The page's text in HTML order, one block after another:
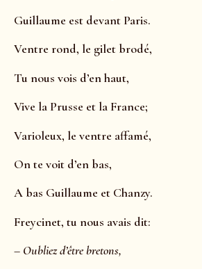
Guillaume est devant Paris.
Ventre rond, le gilet brodé,
Tu nous vois d’en haut,
Vive la Prusse et la France;
Varioleux, le ventre affamé,
On te voit d’en bas,
A bas Guillaume et Chanzy.
Freycinet, tu nous avais dit:
– Oubliez d’être bretons,